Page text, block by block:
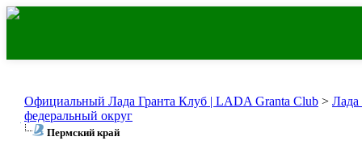
Официальный Лада Гранта Клуб | LADA Granta Club > Лада
федеральный округ
Пермский край